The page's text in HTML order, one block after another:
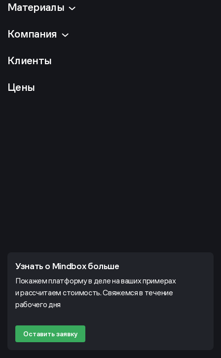
Материалы
Компания
Клиенты
Цены
Узнать о Mindbox больше
Покажем платформу в деле на ваших примерах
и рассчитаем стоимость. Свяжемся в течение
рабочего дня
Оставить заявку